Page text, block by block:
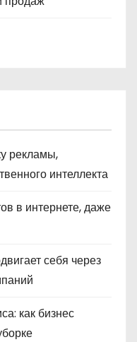
рекламы,
интеллекта
в интернете, даже
себя через
как бизнес